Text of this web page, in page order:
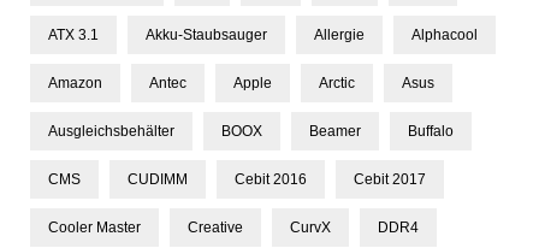
ATX 3.1 Akku-Staubsauger Allergie Alphacool
Amazon Antec Apple Arctic Asus
Ausgleichsbehälter BOOX Beamer Buffalo
CMS CUDIMM Cebit 2016 Cebit 2017
Cooler Master Creative CurvX DDR4